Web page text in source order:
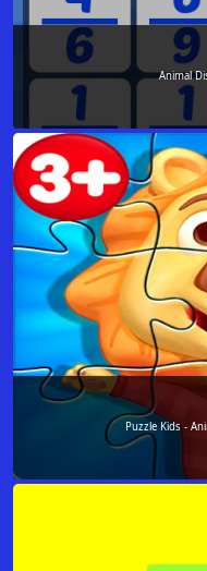
Animal
Puzzle Kids -